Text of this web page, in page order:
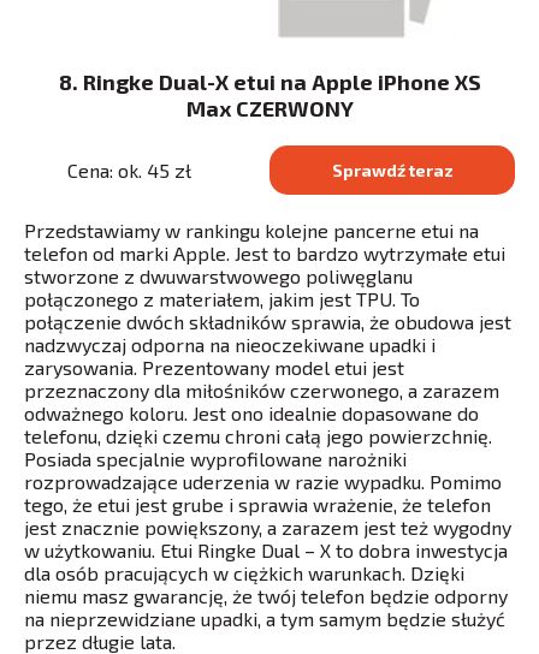
8. Ringke Dual-X etui na Apple iPhone XS
Max CZERWONY
Cena: ok. 45 zł Sprawdź teraz
Przedstawiamy w rankingu kolejne pancerne etui na
telefon od marki Apple. Jest to bardzo wytrzymałe etui
stworzone z dwuwarstwowego poliwęglanu
połączonego z materiałem, jakim jest TPU. To
połączenie dwóch składników sprawia, że obudowa jest
nadzwyczaj odporna na nieoczekiwane upadki i
zarysowania. Prezentowany model etui jest
przeznaczony dla miłośników czerwonego, a zarazem
odważnego koloru. Jest ono idealnie dopasowane do
telefonu, dzięki czemu chroni całą jego powierzchnię.
Posiada specjalnie wyprofilowane narożniki
rozprowadzające uderzenia w razie wypadku. Pomimo
tego, że etui jest grube i sprawia wrażenie, że telefon
jest znacznie powiększony, a zarazem jest też wygodny
w użytkowaniu. Etui Ringke Dual – X to dobra inwestycja
dla osób pracujących w ciężkich warunkach. Dzięki
niemu masz gwarancję, że twój telefon będzie odporny
na nieprzewidziane upadki, a tym samym będzie służyć
przez długie lata.